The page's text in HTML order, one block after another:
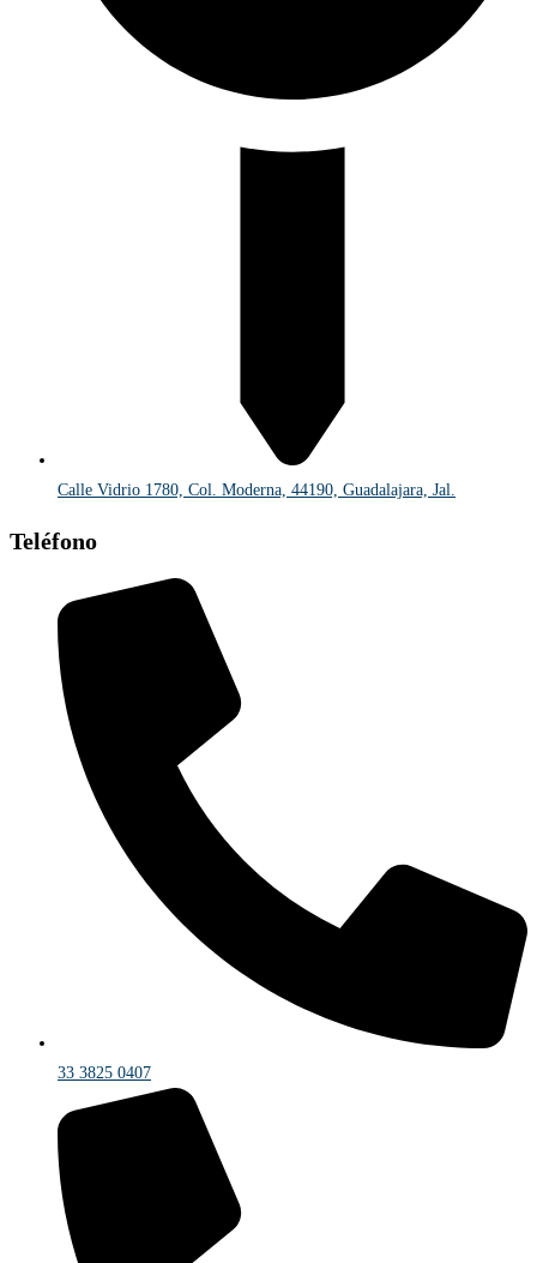
Calle Vidrio 1780, Col. Moderna, 44190, Guadalajara, Jal.
Teléfono
33 3825 0407